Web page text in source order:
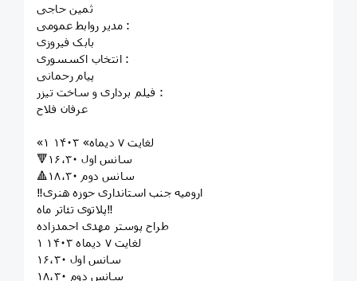
ثمین حاجی
مدیر روابط عمومی :
بابک فیروزی
انتخاب اکسسوری :
پیام رحمانی
فیلم برداری و ساخت تیزر :
عرفان فلاح
«۱ لغایت ۷ دیماه» ۱۴۰۳
🔻سانس اول ۱۶،۳۰
🔺سانس دوم ۱۸،۳۰
‼️ارومیه جنب استانداری حوزه هنری
پلاتوی تئاتر ماه‼️
طراح پوستر مهدی احمدزاده
۱ لغایت ۷ دیماه ۱۴۰۳
سانس اول ۱۶،۳۰
سانس دوم ۱۸،۳۰